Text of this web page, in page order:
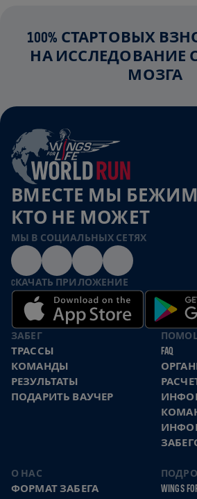
100% СТАРТОВЫХ
НА ИССЛЕДОВАНИЕ
МОЗГА
ВМЕСТЕ МЫ БЕЖИМ
КТО НЕ МОЖЕТ
МЫ В СОЦИАЛЬНЫХ СЕТЯХ
CКАЧАТЬ ПРИЛОЖЕНИЕ
ЗАБЕГ
ТРАССЫ
КОМАНДЫ
РЕЗУЛЬТАТЫ
ПОДАРИТЬ ВАУЧЕР
FAQ
О НАС
ФОРМАТ ЗАБЕГА
WINGS